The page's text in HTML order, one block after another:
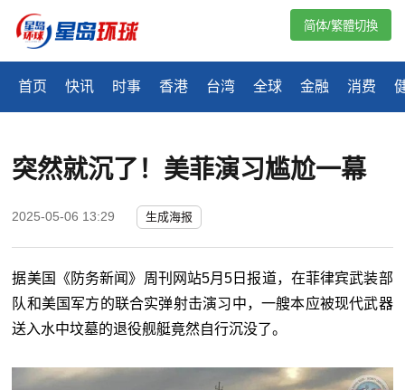
首页 快讯 时事 香港 台湾 全球 金融 消费
简体/繁體切換
突然就沉了！美菲演习尴尬一幕
2025-05-06 13:29 生成海报
据美国《防务新闻》周刊网站5月5日报道，在菲律宾武装部
队和美国军方的联合实弹射击演习中，一艘本应被现代武器
送入水中坟墓的退役舰艇竟然自行沉没了。